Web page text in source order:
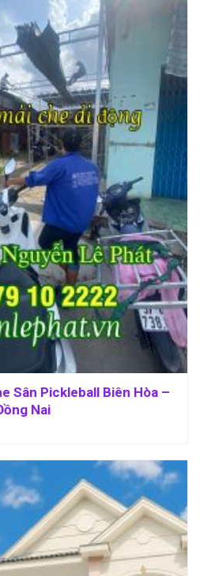
Sân Pickleball Biên Hòa –
Nai